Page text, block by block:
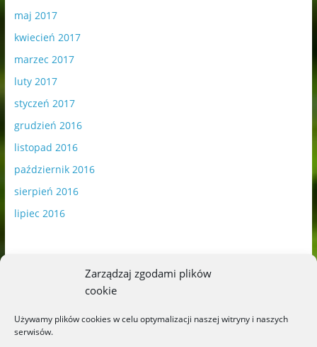
Zarządzaj zgodami plików
cookie
Używamy plików cookies w celu optymalizacji naszej witryny i naszych
serwisów.
maj 2017
kwiecień 2017
marzec 2017
luty 2017
styczeń 2017
grudzień 2016
listopad 2016
październik 2016
sierpień 2016
lipiec 2016